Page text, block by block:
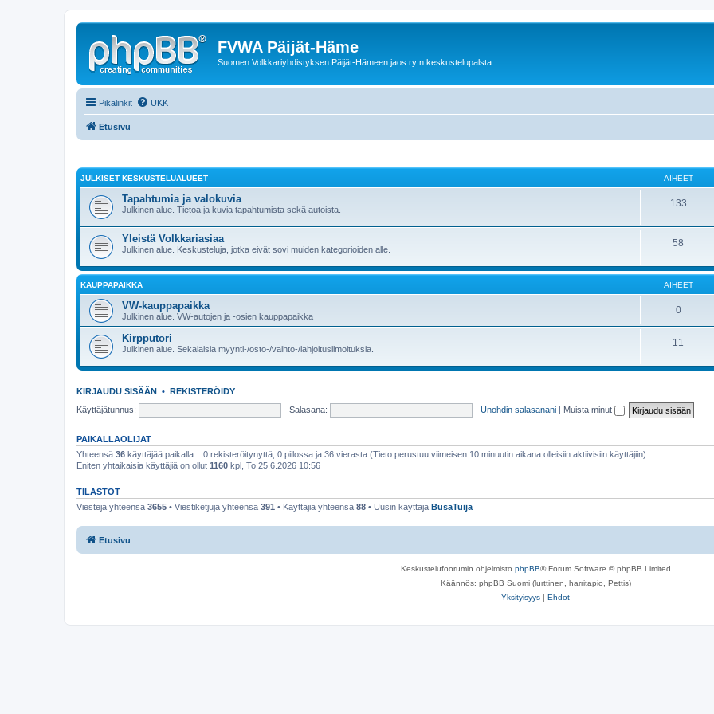
FVWA Päijät-Häme
Suomen Volkkariyhdistyksen Päijät-Hämeen jaos ry:n keskustelupalsta
Pikalinkit UKK
Etusivu
JULKISET KESKUSTELUALUEET AIHEET
Tapahtumia ja valokuvia
Julkinen alue. Tietoa ja kuvia tapahtumista sekä autoista.
133
Yleistä Volkkariasiaa
Julkinen alue. Keskusteluja, jotka eivät sovi muiden kategorioiden alle.
58
KAUPPAPAIKKA AIHEET
VW-kauppapaikka
Julkinen alue. VW-autojen ja -osien kauppapaikka
0
Kirpputori
Julkinen alue. Sekalaisia myynti-/osto-/vaihto-/lahjoitusilmoituksia.
11
KIRJAUDU SISÄÄN • REKISTERÖIDY
Käyttäjätunnus:
Salasana: Unohdin salasanani | Muista minut
PAIKALLAOLIJAT
Yhteensä 36 käyttäjää paikalla :: 0 rekisteröitynyttä, 0 piilossa ja 36 vierasta (Tieto perustuu viimeisen 10 minuutin aikana olleisiin aktiivisiin käyttäjiin)
Eniten yhtaikaisia käyttäjiä on ollut 1160 kpl, To 25.6.2026 10:56
TILASTOT
Viestejä yhteensä 3655 • Viestiketjuja yhteensä 391 • Käyttäjiä yhteensä 88 • Uusin käyttäjä BusaTuija
Etusivu
Keskustelufoorumin ohjelmisto phpBB® Forum Software © phpBB Limited
Käännös: phpBB Suomi (lurttinen, harritapio, Pettis)
Yksityisyys | Ehdot